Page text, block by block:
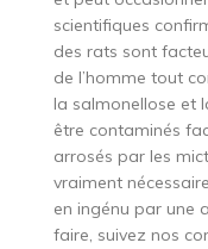
scientifiques
des rats sont
de l’homme tout
la salmonellose et
être contaminés
arrosés par les
vraiment
en ingénu par une
faire, suivez nos